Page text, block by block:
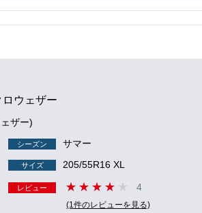
ウェザー
ザー)
シーズン サマー
サイズ 205/55R16 XL
レビュー 4
(1件のレビューを見る)